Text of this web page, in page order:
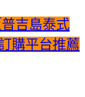
吉島泰式
購平台推薦